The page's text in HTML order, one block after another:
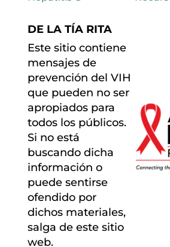
DE LA TÍA RITA
Este sitio contiene
mensajes de
prevención del VIH
que pueden no ser
apropiados para
todos los públicos.
Si no está
buscando dicha
información o
puede sentirse
ofendido por
dichos materiales,
salga de este sitio
web.